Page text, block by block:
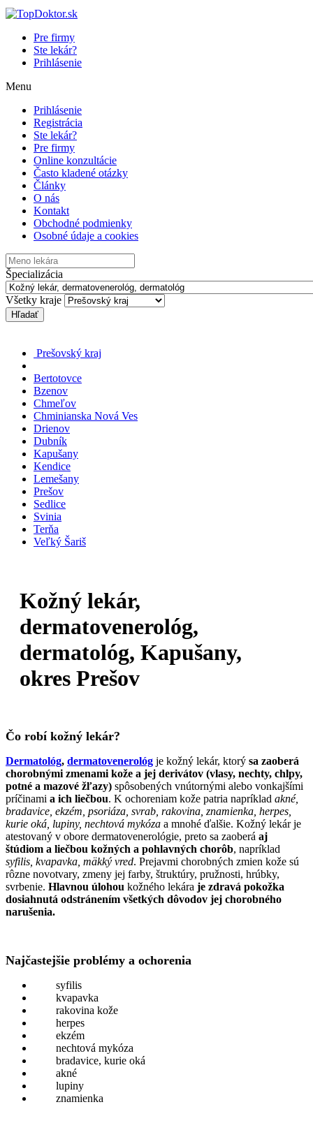
Pre firmy
Ste lekár?
Prihlásenie
Menu
Prihlásenie
Registrácia
Ste lekár?
Pre firmy
Online konzultácie
Často kladené otázky
Články
O nás
Kontakt
Obchodné podmienky
Osobné údaje a cookies
Špecializácia
Všetky kraje
Hľadať
Prešovský kraj
Bertotovce
Bzenov
Chmeľov
Chminianska Nová Ves
Drienov
Dubník
Kapušany
Kendice
Lemešany
Prešov
Sedlice
Svinia
Terňa
Veľký Šariš
Kožný lekár,
dermatovenerológ,
dermatológ, Kapušany,
okres Prešov
Čo robí kožný lekár?
Dermatológ, dermatovenerológ je kožný lekár, ktorý sa zaoberá
chorobnými zmenami kože a jej derivátov (vlasy, nechty, chlpy,
potné a mazové žľazy) spôsobených vnútornými alebo vonkajšími
príčinami a ich liečbou. K ochoreniam kože patria napríklad akné,
bradavice, ekzém, psoriáza, svrab, rakovina, znamienka, herpes,
kurie oká, lupiny, nechtová mykóza a mnohé ďalšie. Kožný lekár je
atestovaný v obore dermatovenerológie, preto sa zaoberá aj
štúdiom a liečbou kožných a pohlavných chorôb, napríklad
syfilis, kvapavka, mäkký vred. Prejavmi chorobných zmien kože sú
rôzne novotvary, zmeny jej farby, štruktúry, pružnosti, hrúbky,
svrbenie. Hlavnou úlohou kožného lekára je zdravá pokožka
dosiahnutá odstránením všetkých dôvodov jej chorobného
narušenia.
Najčastejšie problémy a ochorenia
syfilis
kvapavka
rakovina kože
herpes
ekzém
nechtová mykóza
bradavice, kurie oká
akné
lupiny
znamienka